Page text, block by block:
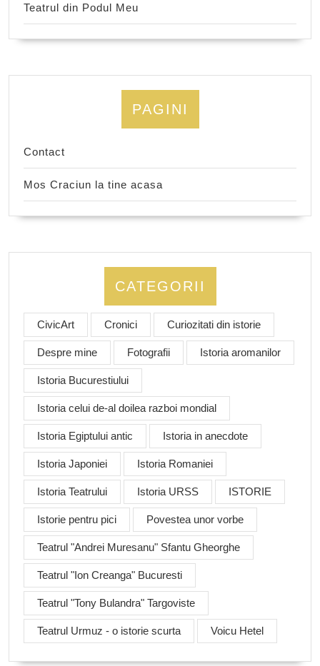
Teatrul din Podul Meu
PAGINI
Contact
Mos Craciun la tine acasa
CATEGORII
CivicArt Cronici Curiozitati din istorie
Despre mine Fotografii Istoria aromanilor
Istoria Bucurestiului
Istoria celui de-al doilea razboi mondial
Istoria Egiptului antic Istoria in anecdote
Istoria Japoniei Istoria Romaniei
Istoria Teatrului Istoria URSS ISTORIE
Istorie pentru pici Povestea unor vorbe
Teatrul "Andrei Muresanu" Sfantu Gheorghe
Teatrul "Ion Creanga" Bucuresti
Teatrul "Tony Bulandra" Targoviste
Teatrul Urmuz - o istorie scurta Voicu Hetel